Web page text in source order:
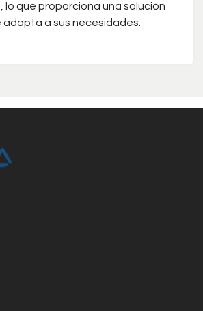
lo que proporciona una solución
adapta a sus necesidades.